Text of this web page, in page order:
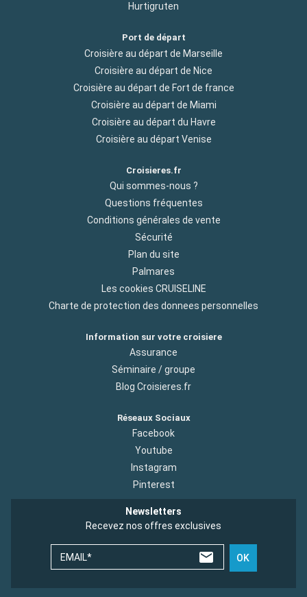
Hurtigruten
Port de départ
Croisière au départ de Marseille
Croisière au départ de Nice
Croisière au départ de Fort de france
Croisière au départ de Miami
Croisière au départ du Havre
Croisière au départ Venise
Croisieres.fr
Qui sommes-nous ?
Questions fréquentes
Conditions générales de vente
Sécurité
Plan du site
Palmares
Les cookies CRUISELINE
Charte de protection des donnees personnelles
Information sur votre croisiere
Assurance
Séminaire / groupe
Blog Croisieres.fr
Réseaux Sociaux
Facebook
Youtube
Instagram
Pinterest
Newsletters
Recevez nos offres exclusives
EMAIL* OK